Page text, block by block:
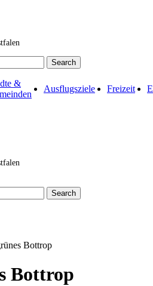
Search
&
Ausflugsziele Freizeit
Search
Bottrop
Bottrop